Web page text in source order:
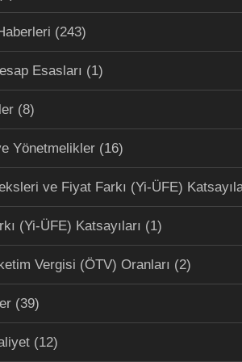
(243)
Esasları (1)
(8)
Yönetmelikler (16)
ve Fiyat Farkı (Yi-ÜFE)
(Yi-ÜFE) Katsayıları (1)
Vergisi (ÖTV) Oranları (2)
(39)
(12)